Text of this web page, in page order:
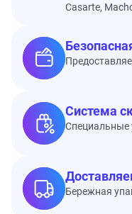
Casarte,
Система
Специальные
Бережная